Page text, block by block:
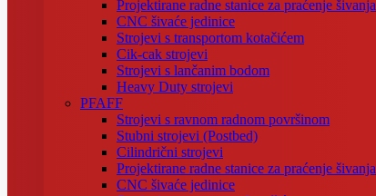
Projektirane radne stanice za praćenje šivanja
CNC šivaće jedinice
Strojevi s transportom kotačićem
Cik-cak strojevi
Strojevi s lančanim bodom
Heavy Duty strojevi
PFAFF
Strojevi s ravnom radnom površinom
Stubni strojevi (Postbed)
Cilindrični strojevi
Projektirane radne stanice za praćenje šivanja
CNC šivaće jedinice